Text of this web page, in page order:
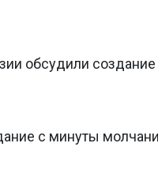
обсудили создание
с минуты